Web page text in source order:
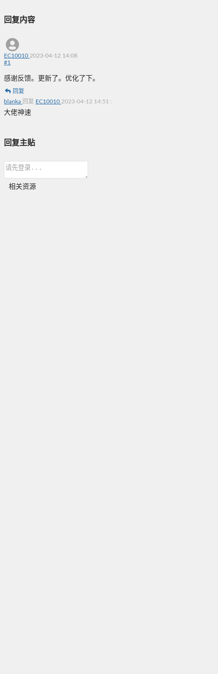
回复内容
EC10010 2023-04-12 14:08
#1
感谢反馈。更新了。优化了下。
回复
blanka 回复 EC10010 2023-04-12 14:51 :
大佬神速
回复主贴
相关资源